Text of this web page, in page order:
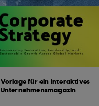
Vorlage für ein interaktives
Unternehmensmagazin